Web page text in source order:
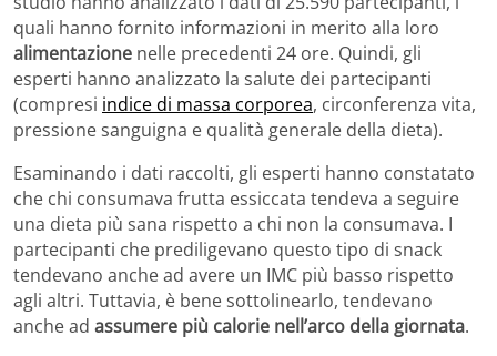
quali hanno fornito informazioni in merito alla loro
alimentazione nelle precedenti 24 ore. Quindi, gli
esperti hanno analizzato la salute dei partecipanti
(compresi indice di massa corporea, circonferenza vita,
pressione sanguigna e qualità generale della dieta).
Esaminando i dati raccolti, gli esperti hanno constatato
che chi consumava frutta essiccata tendeva a seguire
una dieta più sana rispetto a chi non la consumava. I
partecipanti che prediligevano questo tipo di snack
tendevano anche ad avere un IMC più basso rispetto
agli altri. Tuttavia, è bene sottolinearlo, tendevano
anche ad assumere più calorie nell’arco della giornata.